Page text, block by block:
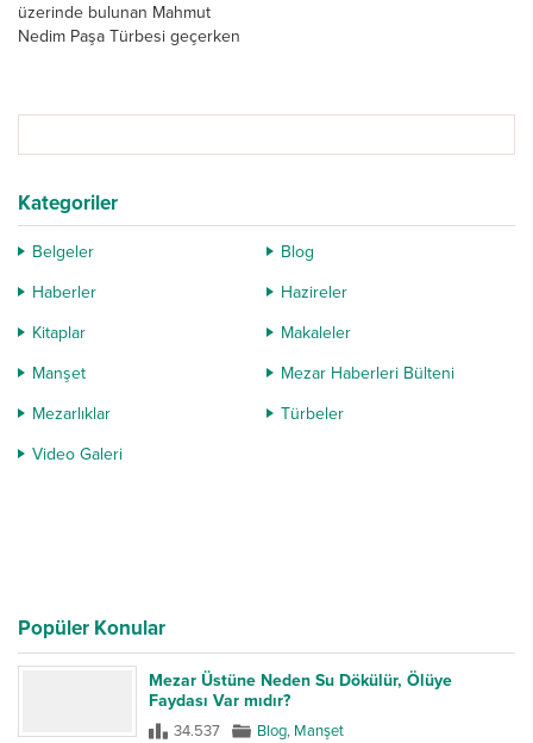
üzerinde bulunan Mahmut
Nedim Paşa Türbesi geçerken
Kategoriler
Belgeler
Blog
Haberler
Hazireler
Kitaplar
Makaleler
Manşet
Mezar Haberleri Bülteni
Mezarlıklar
Türbeler
Video Galeri
Popüler Konular
Mezar Üstüne Neden Su Dökülür, Ölüye
Faydası Var mıdır?
34.537 Blog, Manşet